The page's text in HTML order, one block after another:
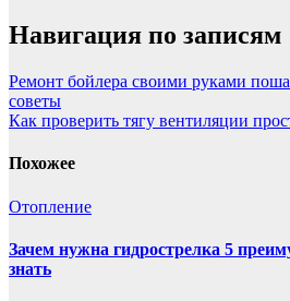
Навигация по записям
Ремонт бойлера своими руками
советы
Как проверить тягу вентиляции
Похожее
Отопление
Зачем нужна гидрострелка 5
знать